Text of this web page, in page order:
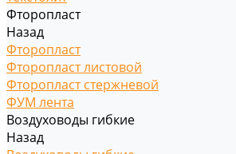
Фторопласт
Назад
Фторопласт
Фторопласт листовой
Фторопласт стержневой
ФУМ лента
Воздуховоды гибкие
Назад